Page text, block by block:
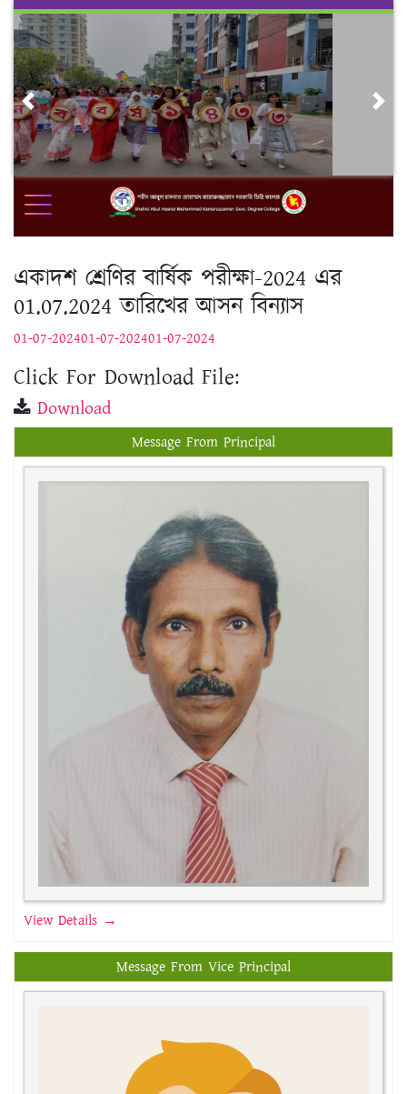
Skip
content
Previous
একাদশ শ্রেণির বার্ষিক পরীক্ষা-2024 এর
01.07.2024 তারিখের আসন বিন্যাস
01-07-202401-07-202401-07-2024
Click For Download File:
Download
Message From Principal
View Details →
Message From Vice Principal